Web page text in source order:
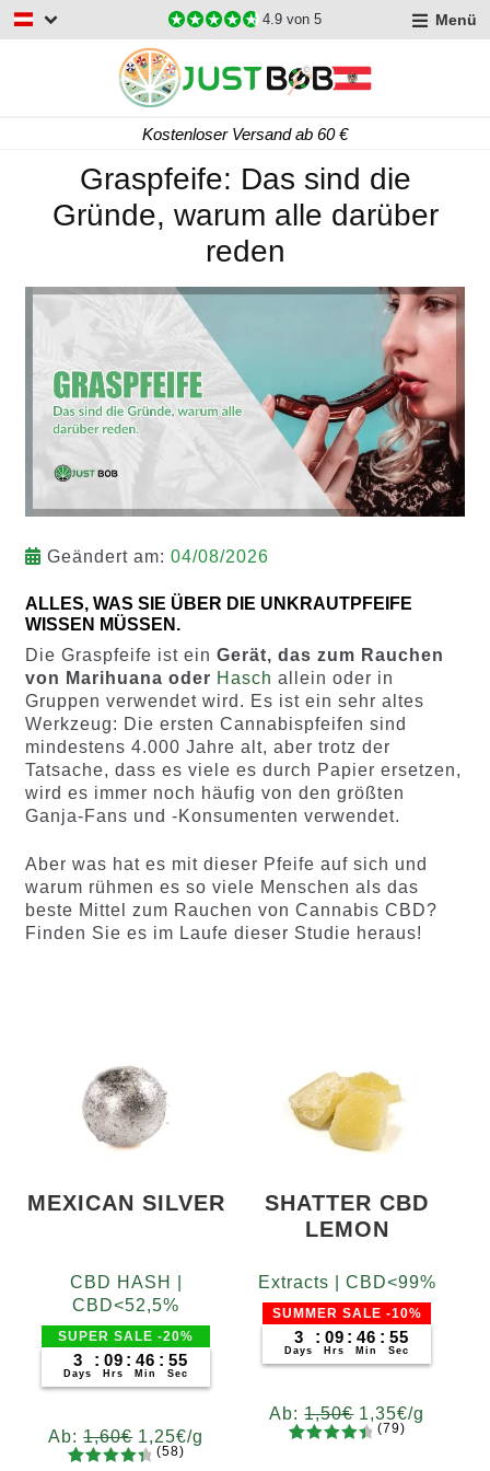
4.9 von 5 Menü
Kostenloser Versand ab 60 €
Graspfeife: Das sind die
Gründe, warum alle darüber
reden
Geändert am: 04/08/2026
ALLES, WAS SIE ÜBER DIE UNKRAUTPFEIFE
WISSEN MÜSSEN.
Die Graspfeife ist ein Gerät, das zum Rauchen
von Marihuana oder Hasch allein oder in
Gruppen verwendet wird. Es ist ein sehr altes
Werkzeug: Die ersten Cannabispfeifen sind
mindestens 4.000 Jahre alt, aber trotz der
Tatsache, dass es viele es durch Papier ersetzen,
wird es immer noch häufig von den größten
Ganja-Fans und -Konsumenten verwendet.
Aber was hat es mit dieser Pfeife auf sich und
warum rühmen es so viele Menschen als das
beste Mittel zum Rauchen von Cannabis CBD?
Finden Sie es im Laufe dieser Studie heraus!
MEXICAN SILVER
CBD HASH |
CBD<52,5%
SUPER SALE -20%
3
Days
: 09
Hrs
: 46
Min
: 55
Sec
Ab:1,60€ 1,25€/g
(58)
SHATTER CBD
LEMON
Extracts | CBD<99%
SUMMER SALE -10%
3
Days
: 09
Hrs
: 46
Min
: 55
Sec
Ab:1,50€ 1,35€/g
(79)